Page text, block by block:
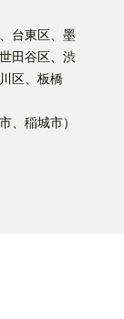
台東区、墨
田谷区、渋
区、板橋
、稲城市）